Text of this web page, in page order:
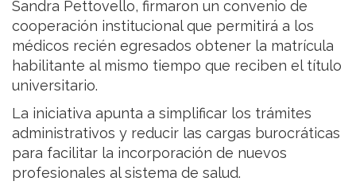
Sandra Pettovello, firmaron un convenio de
cooperación institucional que permitirá a los
médicos recién egresados obtener la matrícula
habilitante al mismo tiempo que reciben el título
universitario.
La iniciativa apunta a simplificar los trámites
administrativos y reducir las cargas burocráticas
para facilitar la incorporación de nuevos
profesionales al sistema de salud.